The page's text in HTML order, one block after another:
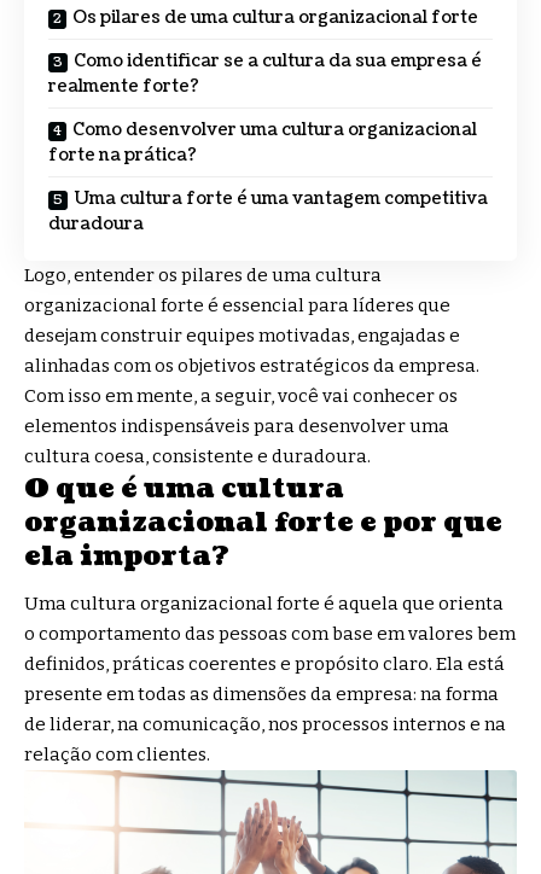
Os pilares de uma cultura organizacional forte
Como identificar se a cultura da sua empresa é
realmente forte?
Como desenvolver uma cultura organizacional
forte na prática?
Uma cultura forte é uma vantagem competitiva
duradoura
Logo, entender os pilares de uma cultura
organizacional forte é essencial para líderes que
desejam construir equipes motivadas, engajadas e
alinhadas com os objetivos estratégicos da empresa.
Com isso em mente, a seguir, você vai conhecer os
elementos indispensáveis para desenvolver uma
cultura coesa, consistente e duradoura.
O que é uma cultura
organizacional forte e por que
ela importa?
Uma cultura organizacional forte é aquela que orienta
o comportamento das pessoas com base em valores bem
definidos, práticas coerentes e propósito claro. Ela está
presente em todas as dimensões da empresa: na forma
de liderar, na comunicação, nos processos internos e na
relação com clientes.